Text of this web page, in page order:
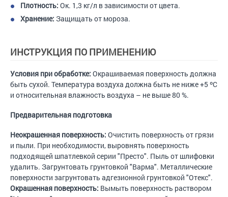
Плотность: Ок. 1,3 кг/л в зависимости от цвета.
Хранение: Защищать от мороза.
ИНСТРУКЦИЯ ПО ПРИМЕНЕНИЮ
Условия при обработке: Окрашиваемая поверхность должна
быть сухой. Температура воздуха должна быть не ниже +5 ºС
и относительная влажность воздуха – не выше 80 %.
Предварительная подготовка
Неокрашенная поверхность: Очистить поверхность от грязи
и пыли. При необходимости, выровнять поверхность
подходящей шпатлевкой серии "Престо". Пыль от шлифовки
удалить. Загрунтовать грунтовкой "Варма". Металлические
поверхности загрунтовать адгезионной грунтовкой "Отекс".
Окрашенная поверхность: Вымыть поверхность раствором